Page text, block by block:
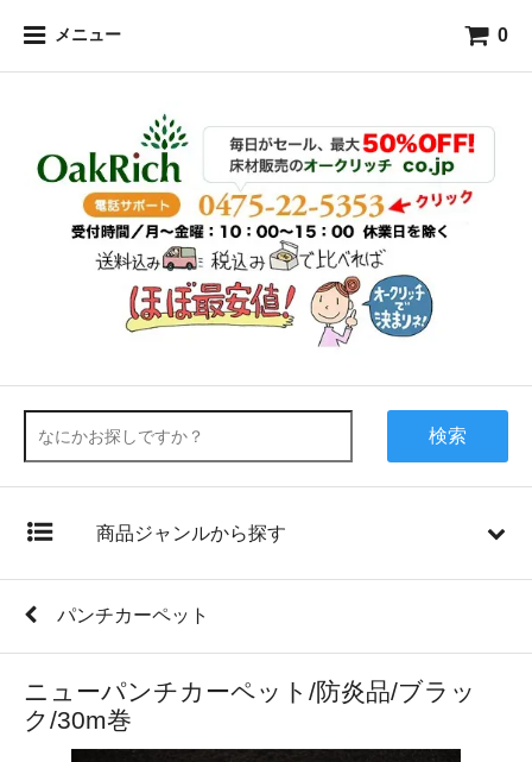
メニュー 0
検索
商品ジャンルから探す
パンチカーペット
ニューパンチカーペット/防炎品/ブラッ
ク/30m巻